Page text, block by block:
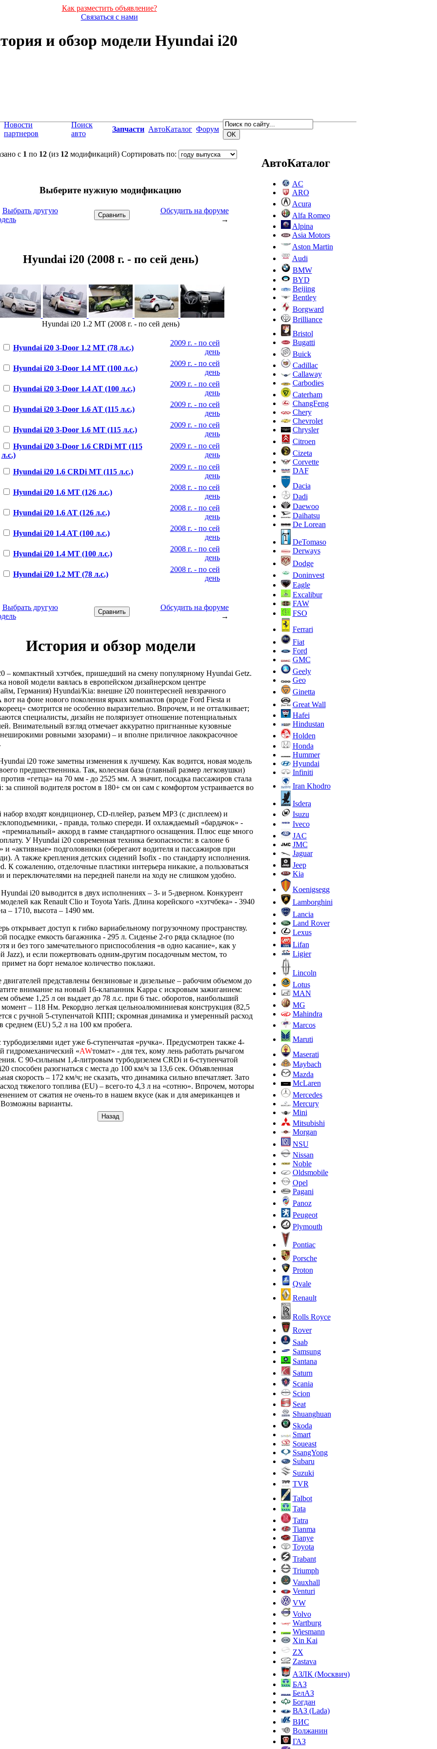
Как разместить объявление?
Связаться с нами
и обзор модели Hyundai i20
Новости
партнеров
Поиск
авто
Запчасти АвтоКаталог Форум
с 1 по 12 (из 12 модификаций) Сортировать по:
Выберите нужную модификацию
Выбрать другую
Обсудить на форуме
→
Hyundai i20 (2008 г. - по сей день)
Hyundai i20 1.2 MT (2008 г. - по сей день)
Hyundai i20 3-Door 1.2 MT (78 л.с.)
2009 г. - по сей
день
Hyundai i20 3-Door 1.4 MT (100 л.с.)
2009 г. - по сей
день
Hyundai i20 3-Door 1.4 AT (100 л.с.)
2009 г. - по сей
день
Hyundai i20 3-Door 1.6 AT (115 л.с.)
2009 г. - по сей
день
Hyundai i20 3-Door 1.6 MT (115 л.с.)
2009 г. - по сей
день
Hyundai i20 3-Door 1.6 CRDi MT (115
л.с.)
2009 г. - по сей
день
Hyundai i20 1.6 CRDi MT (115 л.с.)
2009 г. - по сей
день
Hyundai i20 1.6 MT (126 л.с.)
2008 г. - по сей
день
Hyundai i20 1.6 AT (126 л.с.)
2008 г. - по сей
день
Hyundai i20 1.4 AT (100 л.с.)
2008 г. - по сей
день
Hyundai i20 1.4 MT (100 л.с.)
2008 г. - по сей
день
Hyundai i20 1.2 MT (78 л.с.)
2008 г. - по сей
день
Выбрать другую
Обсудить на форуме
→
История и обзор модели
– компактный хэтчбек, пришедший на смену популярному Hyundai Getz.
новой модели ваялась в европейском дизайнерском центре
Германия) Hyundai/Kia: внешне i20 поинтересней невзрачного
вот на фоне нового поколения ярких компактов (вроде Ford Fiesta и
смотрится не особенно выразительно. Впрочем, и не отталкивает;
специалисты, дизайн не поляризует отношение потенциальных
Внимательный взгляд отмечает аккуратно пригнанные кузовные
ровными зазорами) – и вполне приличное лакокрасочное
i20 тоже заметны изменения к лучшему. Как водится, новая модель
предшественника. Так, колесная база (главный размер легковушки)
против «гетца» на 70 мм - до 2525 мм. А значит, посадка пассажиров стала
за спиной водителя ростом в 180+ см он сам с комфортом устраивается во
входят кондиционер, CD-плейер, разъем MP3 (с дисплеем) и
- правда, только спереди. И охлаждаемый «бардачок» -
аккорд в гамме стандартного оснащения. Плюс еще много
У Hyundai i20 современная техника безопасности: в салоне 6
и «активные» подголовники (оберегают водителя и пассажиров при
А также крепления детских сидений Isofix - по стандарту исполнения.
К сожалению, отделочные пластики интерьера никакие, а пользоваться
и переключателями на передней панели на ходу не слишком удобно.
i20 выводится в двух исполнениях – 3- и 5-дверном. Конкурент
как Renault Clio и Toyota Yaris. Длина корейского «хэтчбека» - 3940
– 1710, высота – 1490 мм.
открывает доступ к гибко вариабельному погрузочному пространству.
посадке емкость багажника - 295 л. Сиденье 2-го ряда складное (по
и без того замечательного приспособления «в одно касание», как у
Jazz), и если пожертвовать одним-другим посадочным местом, то
примет на борт немалое количество поклажи.
представлены бензиновые и дизельные – рабочим объемом до
внимание на новый 16-клапанник Kappa с искровым зажиганием:
объеме 1,25 л он выдает до 78 л.с. при 6 тыс. оборотов, наибольший
– 118 Нм. Рекордно легкая цельноалюминиевая конструкция (82,5
с ручной 5-ступенчатой КПП; скромная динамика и умеренный расход
среднем (EU) 5,2 л на 100 км пробега.
турбодизелями идет уже 6-ступенчатая «ручка». Предусмотрен также 4-
гидромеханический «AWтомат» - для тех, кому лень работать рычагом
С 90-сильным 1,4-литровым турбодизелем CRDi и 6-ступенчатой
способен разогнаться с места до 100 км/ч за 13,6 сек. Объявленная
скорость – 172 км/ч; не сказать, что динамика сильно впечатляет. Зато
тяжелого топлива (EU) – всего-то 4,3 л на «сотню». Впрочем, моторы
от сжатия не очень-то в нашем вкусе (как и для американцев и
варианты.
АвтоКаталог
AC
ARO
Acura
Alfa Romeo
Alpina
Asia Motors
Aston Martin
Audi
BMW
BYD
Beijing
Bentley
Borgward
Brilliance
Bristol
Bugatti
Buick
Cadillac
Callaway
Carbodies
Caterham
ChangFeng
Chery
Chevrolet
Chrysler
Citroen
Cizeta
Corvette
DAF
Dacia
Dadi
Daewoo
Daihatsu
De Lorean
DeTomaso
Derways
Dodge
Doninvest
Eagle
Excalibur
FAW
FSO
Ferrari
Fiat
Ford
GMC
Geely
Geo
Ginetta
Great Wall
Hafei
Hindustan
Holden
Honda
Hummer
Hyundai
Infiniti
Iran Khodro
Isdera
Isuzu
Iveco
JAC
JMC
Jaguar
Jeep
Kia
Koenigsegg
Lamborghini
Lancia
Land Rover
Lexus
Lifan
Ligier
Lincoln
Lotus
MAN
MG
Mahindra
Marcos
Maruti
Maserati
Maybach
Mazda
McLaren
Mercedes
Mercury
Mini
Mitsubishi
Morgan
NSU
Nissan
Noble
Oldsmobile
Opel
Pagani
Panoz
Peugeot
Plymouth
Pontiac
Porsche
Proton
Qvale
Renault
Rolls Royce
Rover
Saab
Samsung
Santana
Saturn
Scania
Scion
Seat
Shuanghuan
Skoda
Smart
Soueast
SsangYong
Subaru
Suzuki
TVR
Talbot
Tata
Tatra
Tianma
Tianye
Toyota
Trabant
Triumph
Vauxhall
Venturi
VW
Volvo
Wartburg
Wiesmann
Xin Kai
ZX
Zastava
АЗЛК (Москвич)
БАЗ
БелАЗ
Богдан
ВАЗ (Lada)
ВИС
Волжанин
ГАЗ